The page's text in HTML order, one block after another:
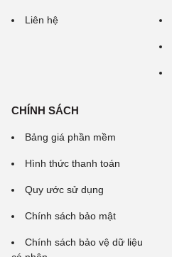
Liên hệ
CHÍNH SÁCH
Bảng giá phần mềm
Hình thức thanh toán
Quy ước sử dụng
Chính sách bảo mật
Chính sách bảo vệ dữ liệu